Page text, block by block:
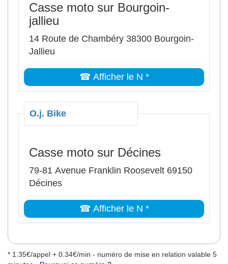
Casse moto sur Bourgoin-
jallieu
14 Route de Chambéry 38300 Bourgoin-
Jallieu
☎ Afficher le N *
O.j. Bike
Casse moto sur Décines
79-81 Avenue Franklin Roosevelt 69150
Décines
☎ Afficher le N *
* 1.35€/appel + 0.34€/min - numéro de mise en relation valable 5